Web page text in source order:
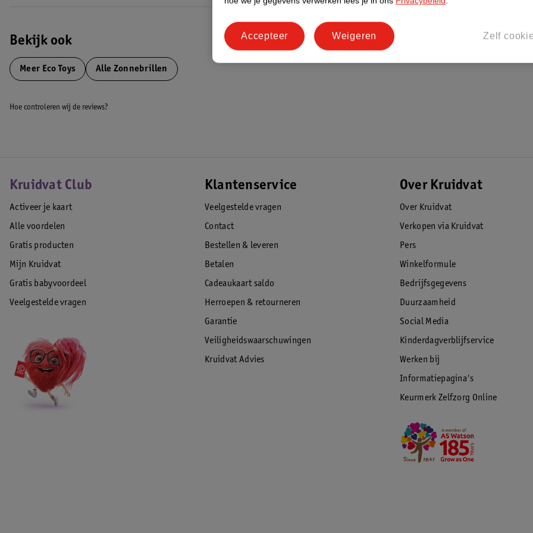
Bekijk ook
Meer Eco Toys Alle Zonnebrillen
Hoe controleren wij de reviews?
Kruidvat Club
Activeer je kaart
Alle voordelen
Gratis producten
Mijn Kruidvat
Gratis babyvoordeel
Veelgestelde vragen
Klantenservice
Veelgestelde vragen
Contact
Bestellen & leveren
Betalen
Cadeaukaart saldo
Herroepen & retourneren
Garantie
Veiligheidswaarschuwingen
Kruidvat Advies
Over Kruidvat
Over Kruidvat
Verkopen via Kruidvat
Pers
Winkelformule
Bedrijfsgegevens
Duurzaamheid
Social Media
Kinderdagverblijfservice
Werken bij
Informatiepagina's
Keurmerk Zelfzorg Online
Zelf
Weigeren
Accepteer